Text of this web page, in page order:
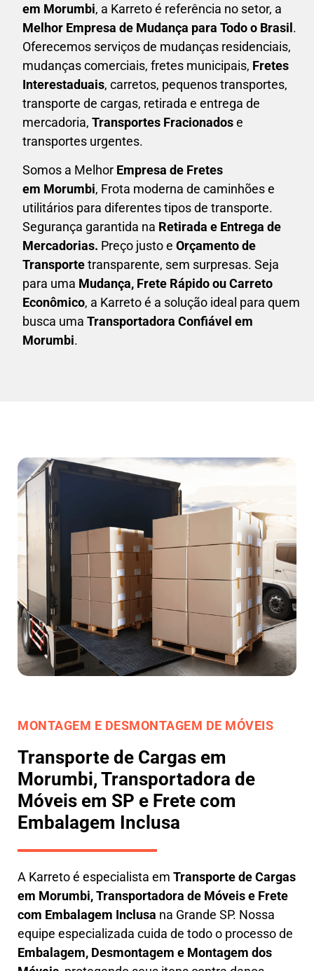
em Morumbi, a Karreto é referência no setor, a
Melhor Empresa de Mudança para Todo o Brasil.
Oferecemos serviços de mudanças residenciais,
mudanças comerciais, fretes municipais, Fretes
Interestaduais, carretos, pequenos transportes,
transporte de cargas, retirada e entrega de
mercadoria, Transportes Fracionadose
transportes urgentes.
Somos a Melhor Empresa de Fretes
em Morumbi, Frota moderna de caminhões e
utilitários para diferentes tipos de transporte.
Segurança garantida na Retirada e Entrega de
Mercadorias. Preço justo e Orçamento de
Transportetransparente, sem surpresas. Seja
para uma Mudança, Frete Rápido ou Carreto
Econômico, a Karretoé a solução ideal para quem
busca uma Transportadora Confiável em
Morumbi.
MONTAGEM E DESMONTAGEM DE MÓVEIS
Transporte de Cargas em
Morumbi, Transportadora de
Móveis em SP e Frete com
Embalagem Inclusa
A Karretoé especialista em Transporte de Cargas
em Morumbi,Transportadora de Móveis e Frete
com Embalagem Inclusa na Grande SP. Nossa
equipe especializada cuida de todo o processo de
Embalagem, Desmontagem e Montagem dos